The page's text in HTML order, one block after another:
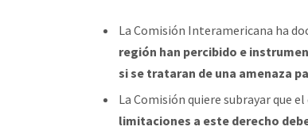
La Comisión Interamericana ha
región han percibido e
si se trataran de una amenaza
La Comisión quiere subrayar que
limitaciones a este derecho